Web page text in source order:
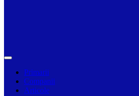
Primarii
Companii
Articole